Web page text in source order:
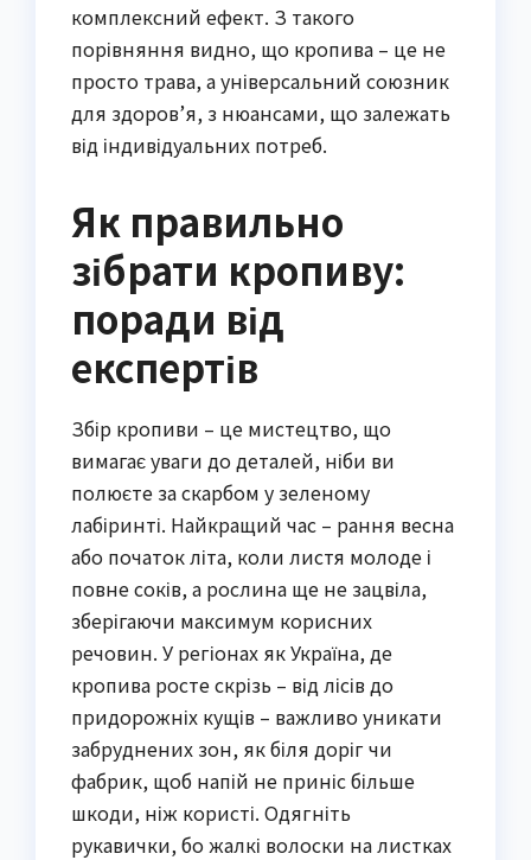
комплексний ефект. З такого
порівняння видно, що кропива – це не
просто трава, а універсальний союзник
для здоров’я, з нюансами, що залежать
від індивідуальних потреб.
Як правильно
зібрати кропиву:
поради від
експертів
Збір кропиви – це мистецтво, що
вимагає уваги до деталей, ніби ви
полюєте за скарбом у зеленому
лабіринті. Найкращий час – рання весна
або початок літа, коли листя молоде і
повне соків, а рослина ще не зацвіла,
зберігаючи максимум корисних
речовин. У регіонах як Україна, де
кропива росте скрізь – від лісів до
придорожніх кущів – важливо уникати
забруднених зон, як біля доріг чи
фабрик, щоб напій не приніс більше
шкоди, ніж користі. Одягніть
рукавички, бо жалкі волоски на листках